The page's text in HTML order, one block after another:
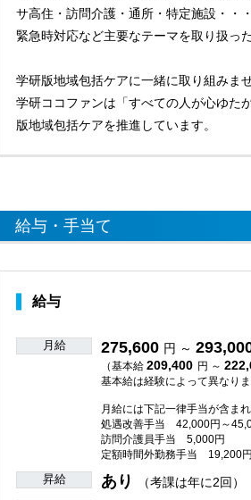
サ高住・訪問介護・通所・特定施設・・
緊急時対応など主要なテーマを取り扱っ
学研版地域包括ケアに一緒に取り組みま
学研ココファンは「すべての人が心ゆた
版地域包括ケアを推進しています。
給与・手当て
給与
月給 275,600 円 ～
（基本給 209,400 円 ～
基本給は経験によって異なりま
月給には下記一律手当が含まれ
処遇改善手当 42,000円～
訪問介護員手当 5,000円
定額時間外勤務手当 19,200
昇給 あり （考課は年に2回）